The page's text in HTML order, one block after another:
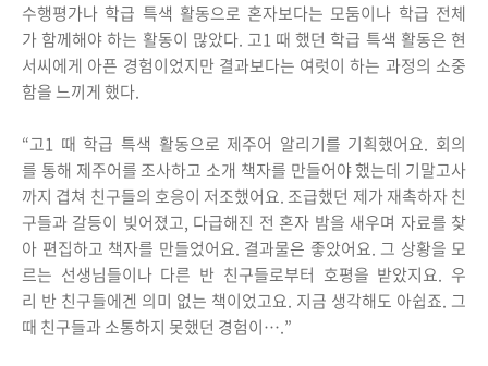
수행평가나 학급 특색 활동으로 혼자보다는 모둠이나 학급 전체
가 함께해야 하는 활동이 많았다. 고1 때 했던 학급 특색 활동은 현
서씨에게 아픈 경험이었지만 결과보다는 여럿이 하는 과정의 소중
함을 느끼게 했다.
“고1 때 학급 특색 활동으로 제주어 알리기를 기획했어요. 회의
를 통해 제주어를 조사하고 소개 책자를 만들어야 했는데 기말고사
까지 겹쳐 친구들의 호응이 저조했어요. 조급했던 제가 재촉하자 친
구들과 갈등이 빚어졌고, 다급해진 전 혼자 밤을 새우며 자료를 찾
아 편집하고 책자를 만들었어요. 결과물은 좋았어요. 그 상황을 모
르는 선생님들이나 다른 반 친구들로부터 호평을 받았지요. 우
리 반 친구들에겐 의미 없는 책이었고요. 지금 생각해도 아쉽죠. 그
때 친구들과 소통하지 못했던 경험이….”